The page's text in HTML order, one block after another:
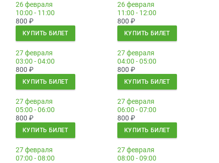
26 февраля
10:00 - 11:00
800 ₽
КУПИТЬ БИЛЕТ
26 февраля
11:00 - 12:00
800 ₽
КУПИТЬ БИЛЕТ
27 февраля
03:00 - 04:00
800 ₽
КУПИТЬ БИЛЕТ
27 февраля
04:00 - 05:00
800 ₽
КУПИТЬ БИЛЕТ
27 февраля
05:00 - 06:00
800 ₽
КУПИТЬ БИЛЕТ
27 февраля
06:00 - 07:00
800 ₽
КУПИТЬ БИЛЕТ
27 февраля
07:00 - 08:00
27 февраля
08:00 - 09:00